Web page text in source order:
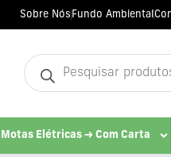
Sobre Nós Fundo Ambiental
Motas Elétricas -> Com Carta